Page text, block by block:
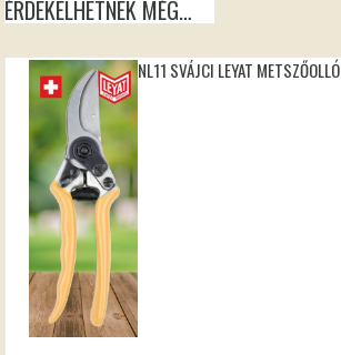
ÉRDEKELHETNEK MÉG…
NL11 SVÁJCI LEYAT METSZŐOLLÓ